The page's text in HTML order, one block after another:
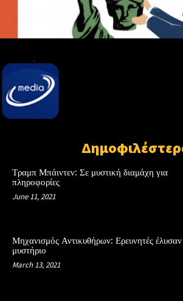
Τραμπ Μπάιντεν: Σε μυστική διαμάχη για
πληροφορίες
June 11, 2021
Μηχανισμός Αντικυθήρων: Ερευνητές έλυσαν
μυστήριο
March 13, 2021